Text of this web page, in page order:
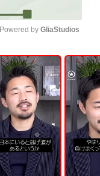
U
n
m
u
t
e
Powered by GliaStudios